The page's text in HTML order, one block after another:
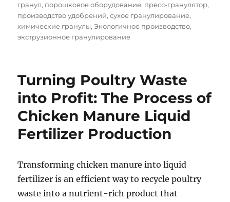
гранул, порошковое оборудование, пресс-гранулятор,
производство удобрений,сухое гранулирование,
химические гранулы,Экологичное производство,
экструзионное гранулирование
Turning Poultry Waste
into Profit: The Process of
Chicken Manure Liquid
Fertilizer Production
Transforming chicken manure into liquid
fertilizer is an efficient way to recycle poultry
waste into a nutrient-rich product that